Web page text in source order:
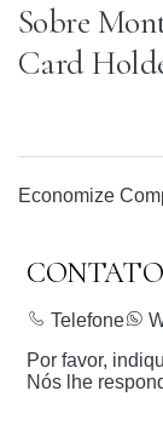
Sobre
Card
Economize
CONTATO
Telefone
Por favor,
Nós lhe